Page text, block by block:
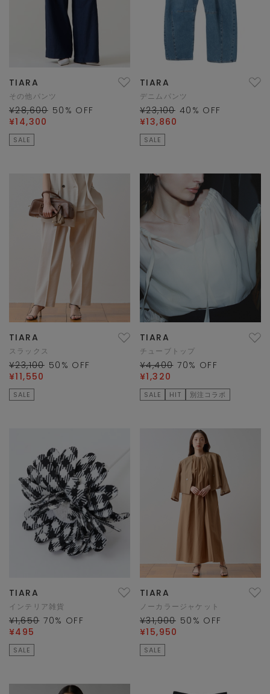
TIARA
その他パンツ
¥28,600 50 % OFF
¥14,300
SALE
TIARA
デニムパンツ
¥23,100 40 % OFF
¥13,860
SALE
TIARA
スラックス
¥23,100 50 % OFF
¥11,550
SALE
TIARA
チューブトップ
¥4,400 70% OFF
¥1,320
SALE HIT 別注コラボ
TIARA
インテリア雑貨
¥1,650 70% OFF
¥495
SALE
TIARA
ノーカラージャケット
¥31,900 50 % OFF
¥15,950
SALE